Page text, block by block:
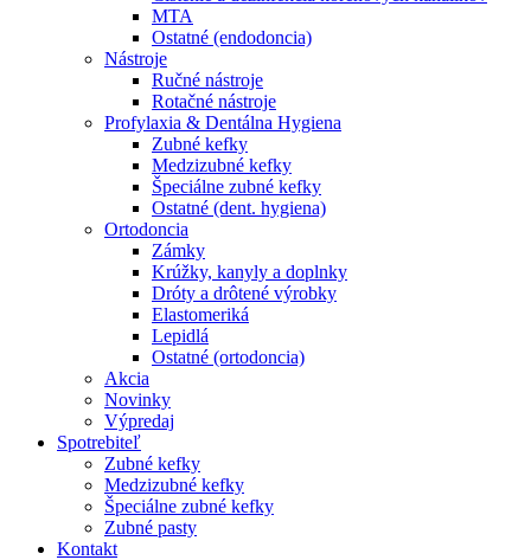
MTA
Ostatné (endodoncia)
Nástroje
Ručné nástroje
Rotačné nástroje
Profylaxia & Dentálna Hygiena
Zubné kefky
Medzizubné kefky
Špeciálne zubné kefky
Ostatné (dent. hygiena)
Ortodoncia
Zámky
Krúžky, kanyly a doplnky
Dróty a drôtené výrobky
Elastomeriká
Lepidlá
Ostatné (ortodoncia)
Akcia
Novinky
Výpredaj
Spotrebiteľ
Zubné kefky
Medzizubné kefky
Špeciálne zubné kefky
Zubné pasty
Kontakt